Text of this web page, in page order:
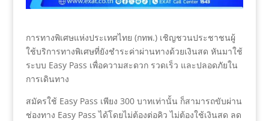
การทางพิเศษแห่งประเทศไทย (กทพ.) เชิญชวนประชาชนผู้
ใช้บริการทางพิเศษที่ยังชำระค่าผ่านทางด้วยเงินสด หันมาใช้
ระบบ Easy Pass เพื่อความสะดวก รวดเร็ว และปลอดภัยใน
การเดินทาง
สมัครใช้ Easy Pass เพียง 300 บาทเท่านั้น ก็สามารถขับผ่าน
ช่องทาง Easy Pass ได้โดยไม่ต้องต่อคิว ไม่ต้องใช้เงินสด ลด